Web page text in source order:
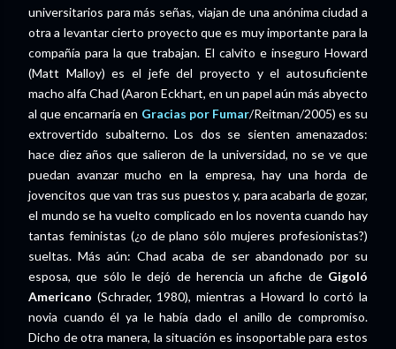
universitarios para más señas, viajan de una anónima ciudad a
otra a levantar cierto proyecto que es muy importante para la
compañía para la que trabajan. El calvito e inseguro Howard
(Matt Malloy) es el jefe del proyecto y el autosuficiente
macho alfa Chad (Aaron Eckhart, en un papel aún más abyecto
al que encarnaría en Gracias por Fumar/Reitman/2005) es su
extrovertido subalterno. Los dos se sienten amenazados:
hace diez años que salieron de la universidad, no se ve que
puedan avanzar mucho en la empresa, hay una horda de
jovencitos que van tras sus puestos y, para acabarla de gozar,
el mundo se ha vuelto complicado en los noventa cuando hay
tantas feministas (¿o de plano sólo mujeres profesionistas?)
sueltas. Más aún: Chad acaba de ser abandonado por su
esposa, que sólo le dejó de herencia un afiche de Gigoló
Americano (Schrader, 1980), mientras a Howard lo cortó la
novia cuando él ya le había dado el anillo de compromiso.
Dicho de otra manera, la situación es insoportable para estos